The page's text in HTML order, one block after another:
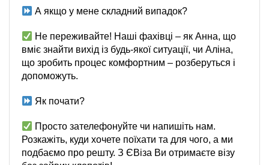
А якщо у мене складний випадок?
Не переживайте! Наші фахівці – як Анна, що
вміє знайти вихід із будь-якої ситуації, чи Аліна,
що зробить процес комфортним – розберуться і
допоможуть.
Як почати?
Просто зателефонуйте чи напишіть нам.
Розкажіть, куди хочете поїхати та для чого, а ми
подбаємо про решту. З ЄВіза Ви отримаєте візу